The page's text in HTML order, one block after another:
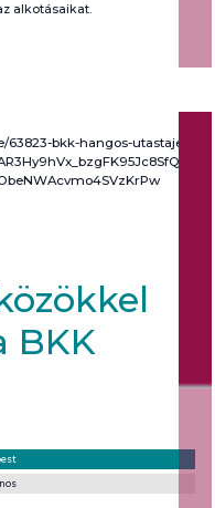
alkotásaikat.
bkk-hangos-
BKK